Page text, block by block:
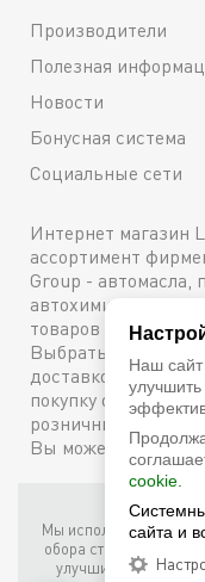
Производители
Полезная
Новости
Бонусная система
Социальные сети
Интернет магазин
ассортимент
Group - автомасла,
автохимию.
товаров с
Выбрать и купить
доставкой по
покупку онлайн,
розничных
Вы можете
Фирменный
Мы используем
обора статистики,
улучшить работу
Наш
cookie.
сайта и